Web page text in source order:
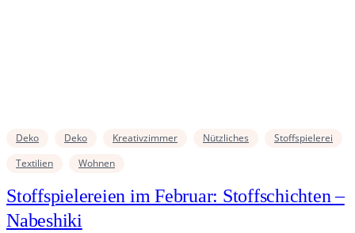
Deko Deko Kreativzimmer Nützliches
Stoffspielerei
Textilien
Wohnen
Stoffspielereien im Februar: Stoffschichten –
Nabeshiki